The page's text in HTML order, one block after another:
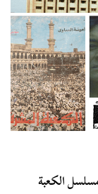
الكعبة